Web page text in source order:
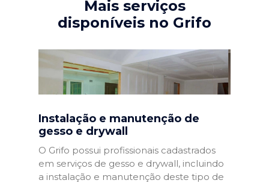
Mais serviços
disponíveis no Grifo
Instalação e manutenção de
gesso e drywall
O Grifo possui profissionais cadastrados
em serviços de gesso e drywall, incluindo
a instalação e manutenção deste tipo de